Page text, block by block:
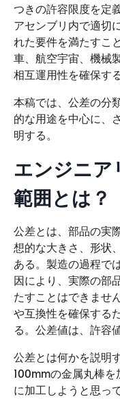
つきの許容限度を定
アセンブリ内で適切
れた要件を満たすこ
車、航空宇宙、機械
相互運用性を確保す
本稿では、公差の分
的な用途を中心に、
明する。
エンジニア
範囲とは？
公差とは、部品の実
想的な大きさ、形状
ある。製造の過程で
因により、実際の部
たすことはできませ
や互換性を確保する
る。公差値は、許容
公差とは何かを説明
100mmの金属丸棒
に加工しようと思っ